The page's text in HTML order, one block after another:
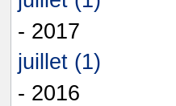
- 2017
juillet (1)
- 2016